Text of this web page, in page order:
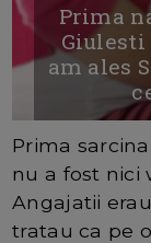
Prima
Giulesti
am ales
Prima
nu a fost nici
Angajatii
tratau ca pe